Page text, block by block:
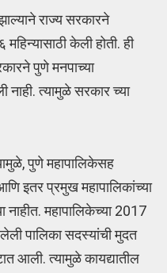
राज्य सरकारने
केली होती. ही
पुणे मनपाच्या
त्यामुळे सरकार च्या
पुणे महापालिकेसह
इतर प्रमुख महापालिकांच्या
नाहीत. महापालिकेच्या 2017
पालिका सदस्यांची मुदत
आली. त्यामुळे कायद्यातील